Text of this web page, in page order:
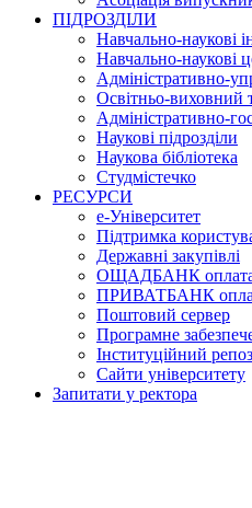
ПІДРОЗДІЛИ
Навчально-наукові
Навчально-наукові
Адміністративно-
Освітньо-виховний
Адміністративно-
Наукові підрозділи
Наукова бібліотека
Студмістечко
РЕСУРСИ
е-Університет
Підтримка
Державні закупівлі
ОЩАДБАНК
ПРИВАТБАНК
Поштовий сервер
Програмне
Інституційний
Сайти університету
Запитати у ректора